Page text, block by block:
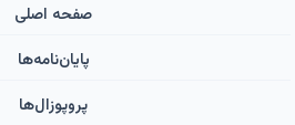
صفحه اصلی
پایان‌نامه‌ها
پروپوزال‌ها